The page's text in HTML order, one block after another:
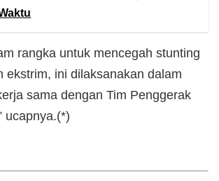
rangka untuk mencegah stunting
ekstrim, ini dilaksanakan dalam
sama dengan Tim Penggerak
ucapnya.(*)